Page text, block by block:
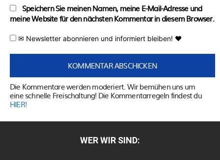
Speichern Sie meinen Namen, meine E-Mail-Adresse und
meine Website für den nächsten Kommentar in diesem Browser.
✉ Newsletter abonnieren und informiert bleiben! ♥
Die Kommentare werden moderiert. Wir bemühen uns um
eine schnelle Freischaltung! Die Kommentarregeln findest du
HIER!
WER WIR SIND: